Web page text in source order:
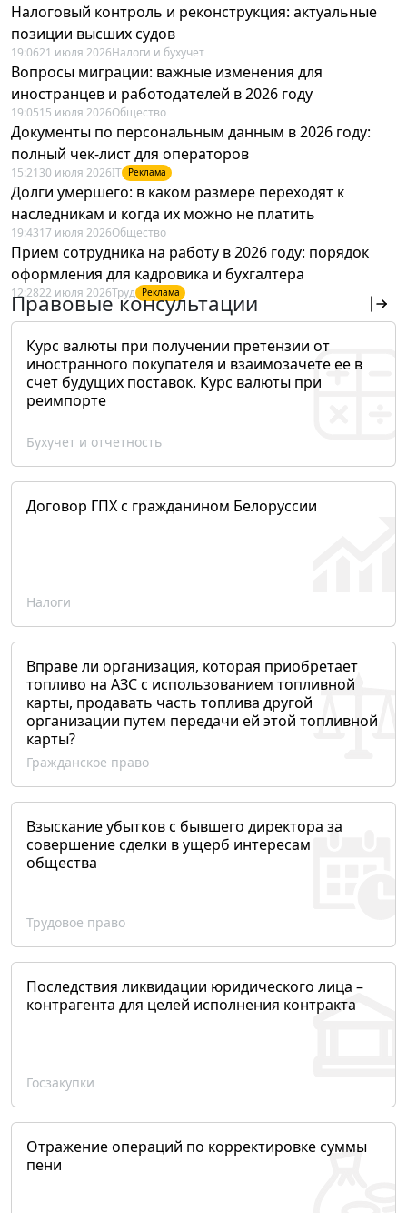
Налоговый контроль и реконструкция: актуальные
позиции высших судов
19:0621 июля 2026Налоги и бухучет
Вопросы миграции: важные изменения для
иностранцев и работодателей в 2026 году
19:0515 июля 2026Общество
Документы по персональным данным в 2026 году:
полный чек-лист для операторов
15:21 30 июля 2026IT Реклама
Долги умершего: в каком размере переходят к
наследникам и когда их можно не платить
19:4317 июля 2026Общество
Прием сотрудника на работу в 2026 году: порядок
оформления для кадровика и бухгалтера
12:2822 июля 2026Труд Реклама
Правовые консультации
Курс валюты при получении претензии от
иностранного покупателя и взаимозачете ее в
счет будущих поставок. Курс валюты при
реимпорте
Бухучет и отчетность
Договор ГПХ с гражданином Белоруссии
Налоги
Вправе ли организация, которая приобретает
топливо на АЗС с использованием топливной
карты, продавать часть топлива другой
организации путем передачи ей этой топливной
карты?
Гражданское право
Взыскание убытков с бывшего директора за
совершение сделки в ущерб интересам
общества
Трудовое право
Последствия ликвидации юридического лица –
контрагента для целей исполнения контракта
Госзакупки
Отражение операций по корректировке суммы
пени